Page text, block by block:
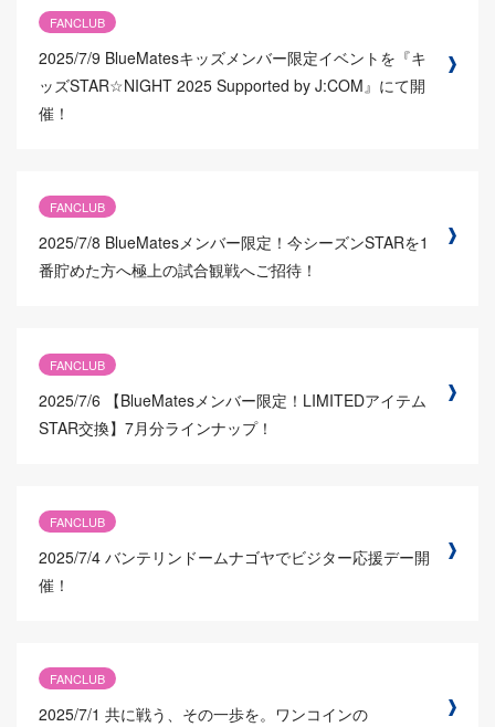
FANCLUB
2025/7/9 BlueMatesキッズメンバー限定イベントを『キ
ッズSTAR☆NIGHT 2025 Supported by J:COM』にて開
催！
FANCLUB
2025/7/8 BlueMatesメンバー限定！今シーズンSTARを1
番貯めた方へ極上の試合観戦へご招待！
FANCLUB
2025/7/6
【BlueMatesメンバー限定！LIMITEDアイテム
STAR交換】7月分ラインナップ！
FANCLUB
2025/7/4 バンテリンドームナゴヤでビジター応援デー開
催！
FANCLUB
2025/7/1 共に戦う、その一歩を。ワンコインの